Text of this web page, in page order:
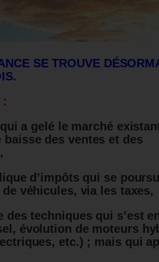
SE TROUVE
:
a gelé le marché
baisse des ventes et des
d’impôts qui se
véhicules, via les taxes,
techniques qui s’est
évolution de moteurs
etc.) ; mais qui